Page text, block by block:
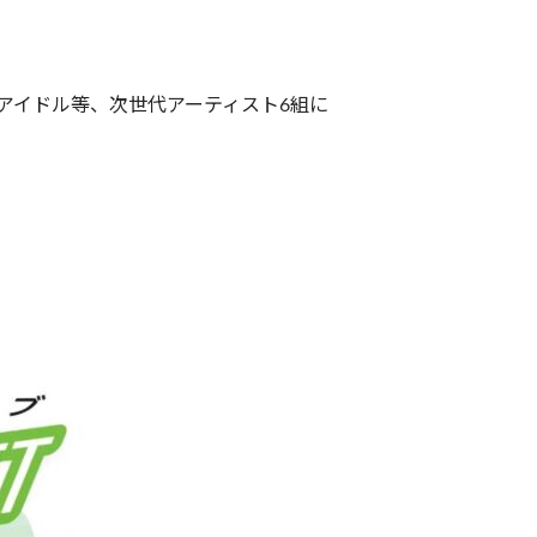
イドル等、次世代アーティスト6組に